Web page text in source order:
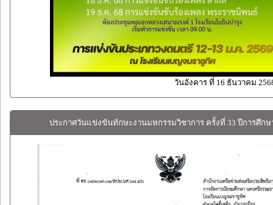
วันอังคาร ที่ 16 ธันวาคม
ประกาศวันแข่งขันทักษะงานมหกรรมวิชาการ ครั้งที่ 33 ปีการศึกษ